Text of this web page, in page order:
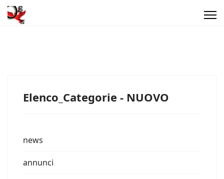
Elenco_Categorie - NUOVO
news
annunci